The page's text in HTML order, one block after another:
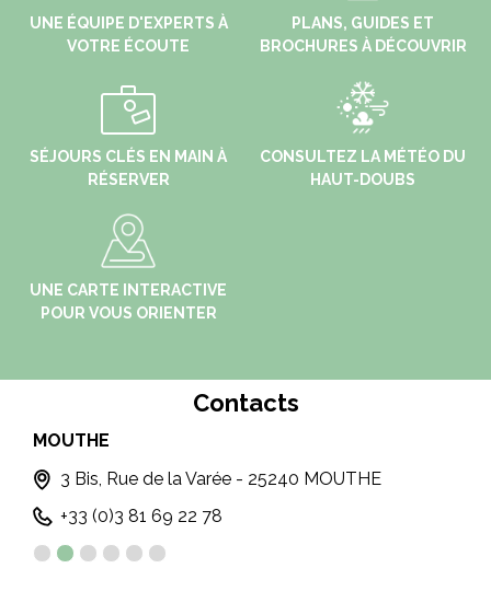
UNE ÉQUIPE D'EXPERTS À
VOTRE ÉCOUTE
PLANS, GUIDES ET
BROCHURES À DÉCOUVRIR
SÉJOURS CLÉS EN MAIN À
RÉSERVER
CONSULTEZ LA MÉTÉO DU
HAUT-DOUBS
UNE CARTE INTERACTIVE
POUR VOUS ORIENTER
Contacts
MOUTHE
3 Bis, Rue de la Varée - 25240 MOUTHE
+33 (0)3 81 69 22 78